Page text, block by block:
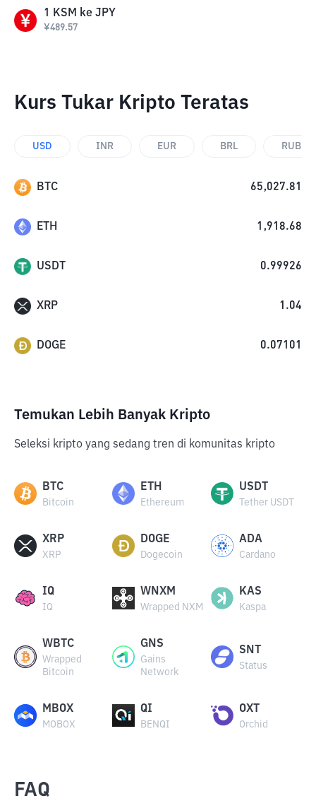
1 KSM ke JPY
¥489.57
Kurs Tukar Kripto Teratas
USD INR EUR BRL RUB
BTC 65,027.81
ETH 1,918.68
USDT 0.99926
XRP 1.04
DOGE 0.07101
Temukan Lebih Banyak Kripto
Seleksi kripto yang sedang tren di komunitas kripto
BTC
Bitcoin
ETH
Ethereum
USDT
Tether USDT
XRP
XRP
DOGE
Dogecoin
ADA
Cardano
IQ
IQ
WNXM
Wrapped NXM
KAS
Kaspa
WBTC
Wrapped
Bitcoin
GNS
Gains
Network
SNT
Status
MBOX
MOBOX
QI
BENQI
OXT
Orchid
FAQ